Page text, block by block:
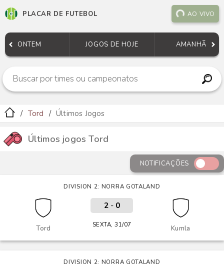
PLACAR DE FUTEBOL AO VIVO
ONTEM JOGOS DE HOJE AMANHÃ
Tord Últimos Jogos
Últimos jogos Tord
NOTIFICAÇÕES
DIVISION 2: NORRA GOTALAND
Tord Kumla
2- 0
SEXTA, 31/07
DIVISION 2: NORRA GOTALAND